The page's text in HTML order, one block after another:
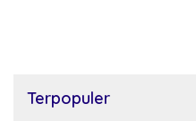
Terpopuler